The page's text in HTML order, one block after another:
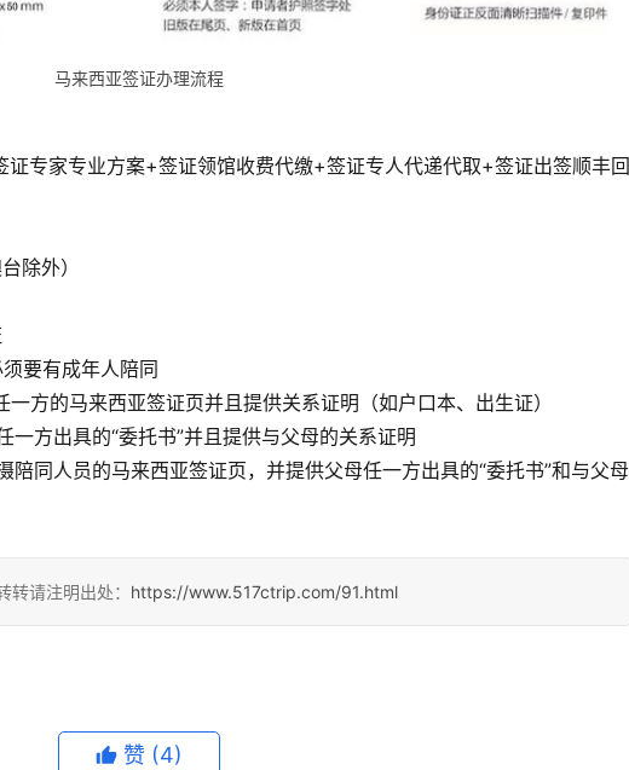
马来西亚签证办理流程
专家专业方案+签证领馆收费代缴+签证专人代递代取+签证出签顺丰回
除外）
要有成年人陪同
方的马来西亚签证页并且提供关系证明（如户口本、出生证）
方出具的“委托书”并且提供与父母的关系证明
同人员的马来西亚签证页，并提供父母任一方出具的“委托书”和与父母
请注明出处： https://www.517ctrip.com/91.html
赞 (4)
咨询服务台